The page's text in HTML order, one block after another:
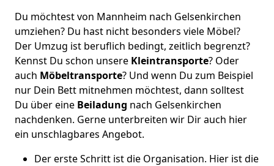
Du möchtest von Mannheim nach Gelsenkirchen
umziehen? Du hast nicht besonders viele Möbel?
Der Umzug ist beruflich bedingt, zeitlich begrenzt?
Kennst Du schon unsere Kleintransporte? Oder
auch Möbeltransporte? Und wenn Du zum Beispiel
nur Dein Bett mitnehmen möchtest, dann solltest
Du über eine Beiladung nach Gelsenkirchen
nachdenken. Gerne unterbreiten wir Dir auch hier
ein unschlagbares Angebot.
Der erste Schritt ist die Organisation. Hier ist die